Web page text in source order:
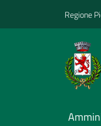
Regione